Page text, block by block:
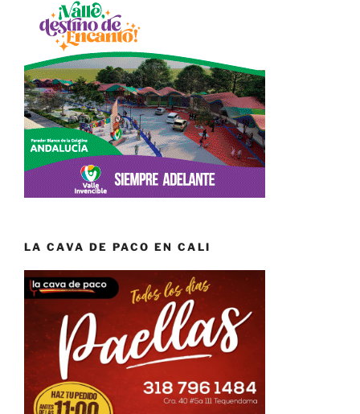
LA CAVA DE PACO EN CALI